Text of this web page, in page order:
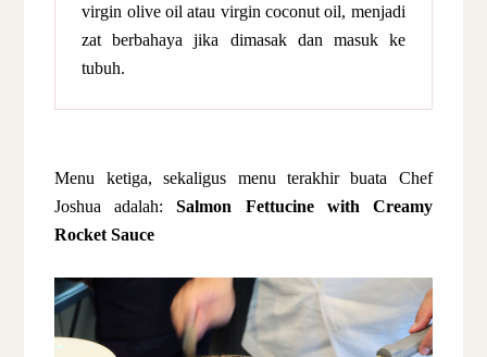
virgin olive oil atau virgin coconut oil, menjadi
zat berbahaya jika dimasak dan masuk ke
tubuh.
Menu ketiga, sekaligus menu terakhir buata Chef
Joshua adalah:Salmon Fettucine with Creamy
Rocket Sauce